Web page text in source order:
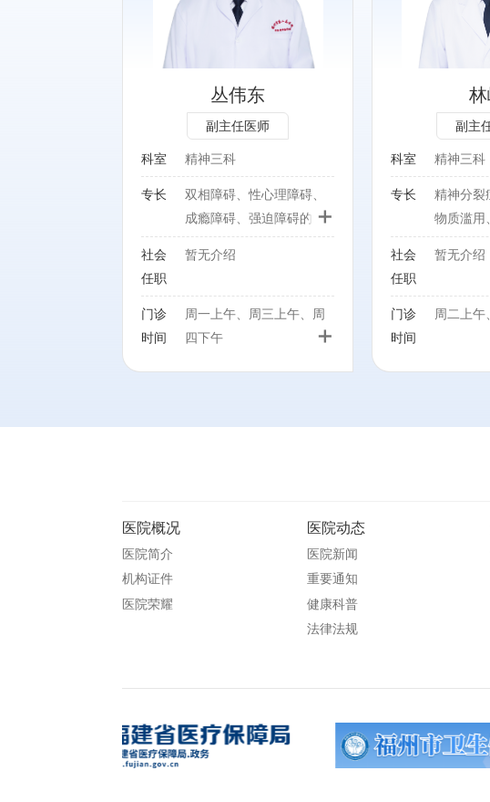
丛伟东
副主任医师
科室 精神三科
专长
双相障碍、性心理障碍、
成瘾障碍、强迫障碍的心
理干预及DBS、纳曲酮皮
下埋置治疗
+
社会
任职
暂无介绍
门诊
时间
周一上午、周三上午、周
四下午
+
副主
科室 精神三科
专长
精神分裂
物质滥用
社会
任职
暂无介绍
门诊
时间
周二上午
质滥用、睡眠障碍
障碍及其
医院概况
医院简介
机构证件
医院荣耀
医院动态
医院新闻
重要通知
健康科普
法律法规